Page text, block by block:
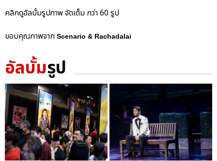
คลิกดูอัลบั้มรูปภาพ จัดเต็ม กว่า 60 รูป
ขอบคุณภาพจาก Scenario & Rachadalai
อัลบั้มรูป